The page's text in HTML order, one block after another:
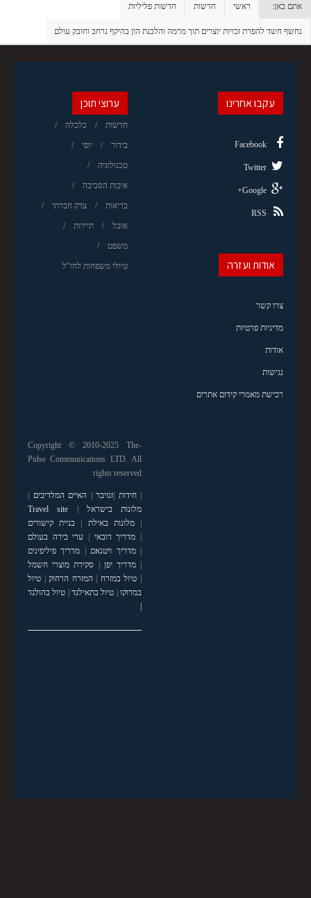
אתם כאן: ראשי חדשות חדשות פליליות
נחשף חשד להפרת זכויות יוצרים תוך מרמה והלבנת הון בהיקף נרחב וחובק עולם
ערוצי תוכן
חדשות כלכלה
בידור יופי
טכנולוגיה
איכות הסביבה
בריאות צדק חברתי
אוכל תיירות
משפט
טיולי משפחות לחו"ל
עקבו אחרינו
Facebook
Twitter
Google+
RSS
אודות ועזרה
צרו קשר
מדיניות פרטיות
אודות
נגישות
רכישת מאמרי קידום אתרים
Copyright © 2010-2025 The-
Pulse Communications LTD. All
rights reserved
|חידות |זנזיבר | האיים המלדיבים |
מלונות בישראל |
Travel site
|מלונות באילת | בניית קישורים
| מדריך דובאי | ערי בירה בעולם
|מדריך ויטנאם | מדריך פיליפינים
|מדריך יפן | סקירת מוצרי חשמל
| טיול במזרח | המזרח הרחוק| טיול
במרוקו| טיול בתאילנד| טיול בהולנד
|